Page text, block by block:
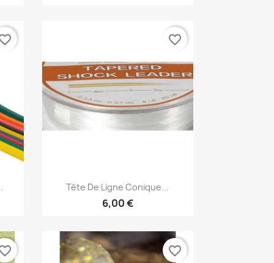
Aperçu rapide
Tête De Ligne Conique...
6,00 €
favorite_border
favorite_border